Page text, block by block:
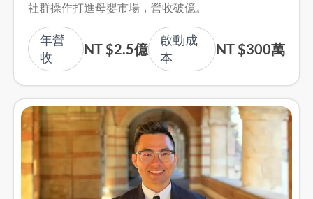
社群操作打進母嬰市場，營收破億。
年營
收
NT $2.5億
啟動成
本
NT $300萬